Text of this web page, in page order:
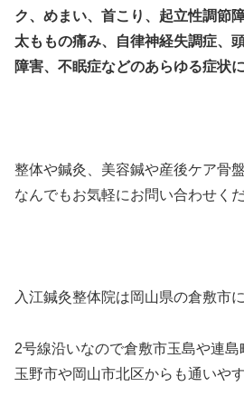
ク、めまい、首こり、起立性調節
太ももの痛み、自律神経失調症、
障害、不眠症などのあらゆる症状
整体や鍼灸、美容鍼や産後ケア骨
なんでもお気軽にお問い合わせくだ
入江鍼灸整体院は岡山県の倉敷市
2号線沿いなので倉敷市玉島や連島
玉野市や岡山市北区からも通いやす